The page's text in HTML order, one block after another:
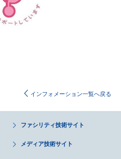
インフォメーション一覧へ戻る
ファシリティ技術サイト
メディア技術サイト